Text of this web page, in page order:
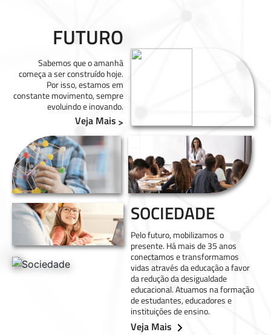
FUTURO
Sabemos que o amanhã
começa a ser construído hoje.
Por isso, estamos em
constante movimento, sempre
evoluindo e inovando.
Veja Mais >
SOCIEDADE
Pelo futuro, mobilizamos o
presente. Há mais de 35 anos
conectamos e transformamos
vidas através da educação a favor
da redução da desigualdade
educacional. Atuamos na formação
de estudantes, educadores e
instituições de ensino.
Veja Mais